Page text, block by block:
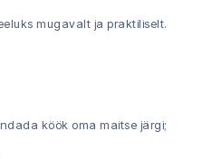
mugavalt ja praktiliselt.
köök oma maitse järgi;